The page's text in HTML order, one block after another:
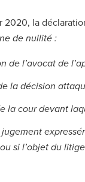
2020, la
de nullité :
de l’avocat de
la décision
la cour devant
si l’objet du